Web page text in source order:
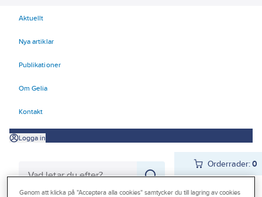
Aktuellt
Nya artiklar
Publikationer
Om Gelia
Kontakt
Logga in
Orderrader:0
Genom att klicka på "Acceptera alla cookies" samtycker du till lagring av cookies